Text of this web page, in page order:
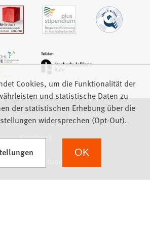
Datenschutz
Barrierefreiheit
Feedback
Cookies, um die Funktionalität der
und statistische Daten zu
der statistischen Erhebung über die
widersprechen (Opt-Out).
Tab) OK